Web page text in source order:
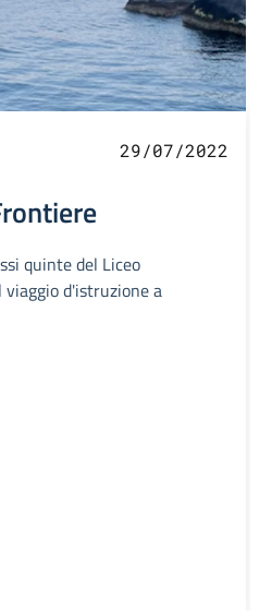
29/07/2022
quinte del Liceo
d'istruzione a